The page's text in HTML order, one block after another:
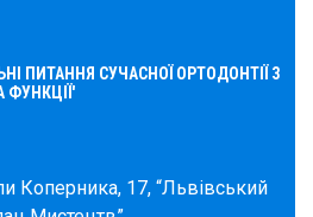
ПИТАННЯ СУЧАСНОЇ ОРТОДОНТІЇ З
ФУНКЦІЇ'
Коперника, 17, “Львівський